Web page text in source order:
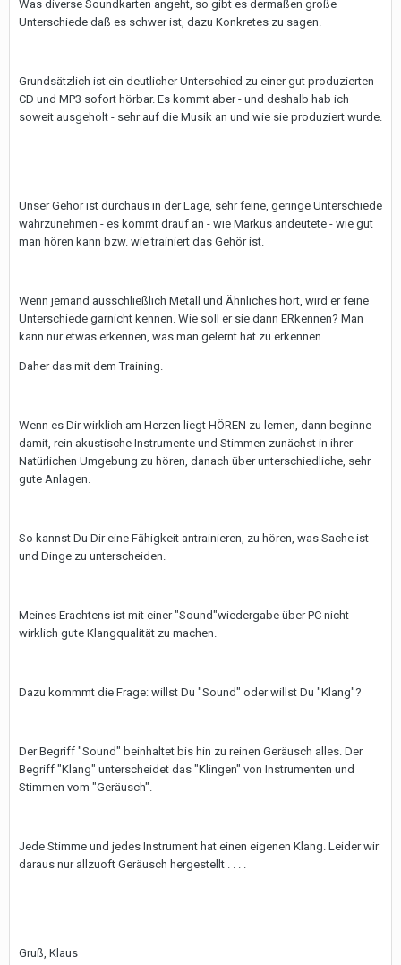
Was diverse Soundkarten angeht, so gibt es dermaßen große
Unterschiede daß es schwer ist, dazu Konkretes zu sagen.
Grundsätzlich ist ein deutlicher Unterschied zu einer gut produzierten
CD und MP3 sofort hörbar. Es kommt aber - und deshalb hab ich
soweit ausgeholt - sehr auf die Musik an und wie sie produziert wurde.
Unser Gehör ist durchaus in der Lage, sehr feine, geringe Unterschiede
wahrzunehmen - es kommt drauf an - wie Markus andeutete - wie gut
man hören kann bzw. wie trainiert das Gehör ist.
Wenn jemand ausschließlich Metall und Ähnliches hört, wird er feine
Unterschiede garnicht kennen. Wie soll er sie dann ERkennen? Man
kann nur etwas erkennen, was man gelernt hat zu erkennen.
Daher das mit dem Training.
Wenn es Dir wirklich am Herzen liegt HÖREN zu lernen, dann beginne
damit, rein akustische Instrumente und Stimmen zunächst in ihrer
Natürlichen Umgebung zu hören, danach über unterschiedliche, sehr
gute Anlagen.
So kannst Du Dir eine Fähigkeit antrainieren, zu hören, was Sache ist
und Dinge zu unterscheiden.
Meines Erachtens ist mit einer "Sound"wiedergabe über PC nicht
wirklich gute Klangqualität zu machen.
Dazu kommmt die Frage: willst Du "Sound" oder willst Du "Klang"?
Der Begriff "Sound" beinhaltet bis hin zu reinen Geräusch alles. Der
Begriff "Klang" unterscheidet das "Klingen" von Instrumenten und
Stimmen vom "Geräusch".
Jede Stimme und jedes Instrument hat einen eigenen Klang. Leider wir
daraus nur allzuoft Geräusch hergestellt . . . .
Gruß, Klaus